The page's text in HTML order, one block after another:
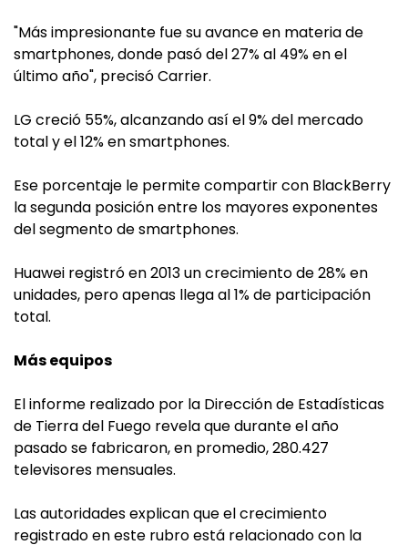
"Más impresionante fue su avance en materia de
smartphones, donde pasó del 27% al 49% en el
último año", precisó Carrier.
LG creció 55%, alcanzando así el 9% del mercado
total y el 12% en smartphones.
Ese porcentaje le permite compartir con BlackBerry
la segunda posición entre los mayores exponentes
del segmento de smartphones.
Huawei registró en 2013 un crecimiento de 28% en
unidades, pero apenas llega al 1% de participación
total.
Más equipos
El informe realizado por la Dirección de Estadísticas
de Tierra del Fuego revela que durante el año
pasado se fabricaron, en promedio, 280.427
televisores mensuales.
Las autoridades explican que el crecimiento
registrado en este rubro está relacionado con la